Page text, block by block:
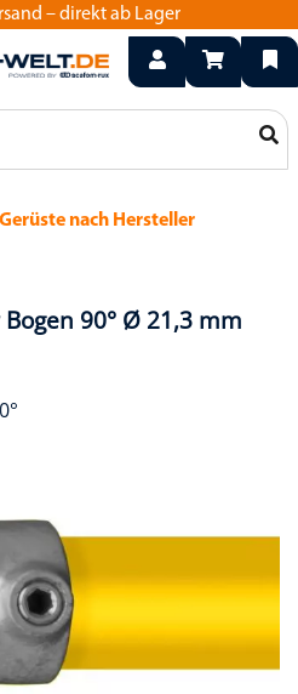
– direkt ab Lager
15 50 550welt.de
Gerüste nach Hersteller
90° Ø 21,3 mm